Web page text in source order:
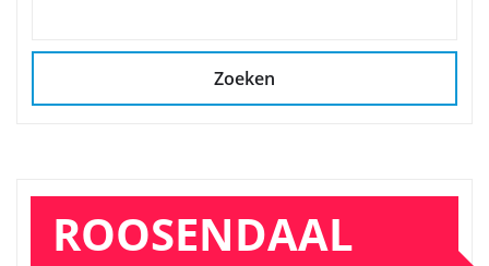
Zoeken
ROOSENDAAL